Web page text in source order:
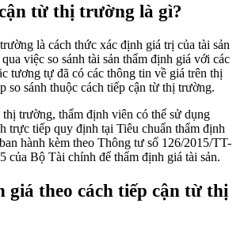
từ thị trường là gì?
là cách thức xác định giá trị của tài sản
việc so sánh tài sản thẩm định giá với các
tương tự đã có các thông tin về giá trên thị
so sánh thuộc cách tiếp cận từ thị trường.
trường, thẩm định viên có thể sử dụng
trực tiếp quy định tại Tiêu chuẩn thẩm định
hành kèm theo Thông tư số 126/2015/TT-
của Bộ Tài chính để thẩm định giá tài sản.
giá theo cách tiếp cận từ thị